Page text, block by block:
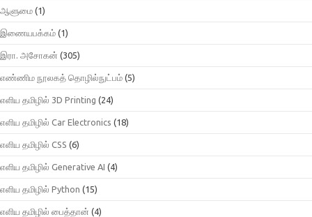
ஆளுமை (1)
இணையபக்கம் (1)
இரா. அசோகன் (305)
எண்ணிம நூலகத் தொழில்நுட்பம் (5)
எளிய தமிழில் 3D Printing (24)
எளிய தமிழில் Car Electronics (18)
எளிய தமிழில் CSS (6)
எளிய தமிழில் Generative AI (4)
எளிய தமிழில் Python (15)
எளிய தமிழில் பைத்தான் (4)